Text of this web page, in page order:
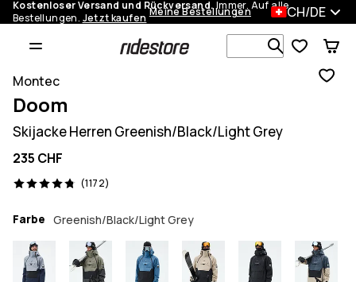
Kostenloser Versand und Rückversand.Immer. Auf alle
Bestellungen. Jetzt kaufen Meine Bestellungen CH/DE
Montec
Doom
Skijacke Herren Greenish/Black/Light Grey
235 CHF
(1172)
1172 Reviews, 4.8/5
Farbe Greenish/Black/Light Grey